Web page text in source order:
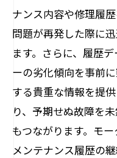
ナンス内容や修理履
問題が再発した際に
ます。さらに、履歴
ーの劣化傾向を事前
する貴重な情報を提
り、予期せぬ故障を
もつながります。モ
メンテナンス履歴の